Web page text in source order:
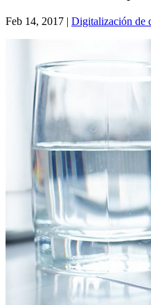
Feb 14, 2017 | Digitalización de